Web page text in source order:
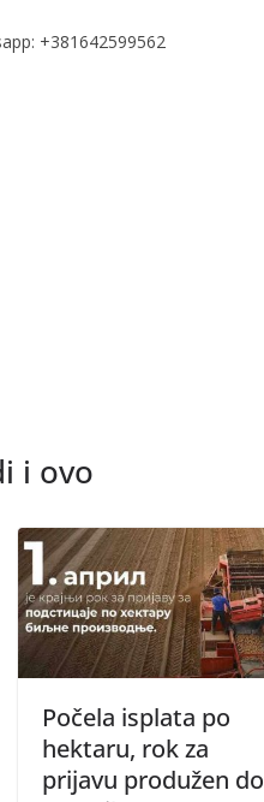
+381642599562
i ovo
Počela isplata po
hektaru, rok za
prijavu produžen do